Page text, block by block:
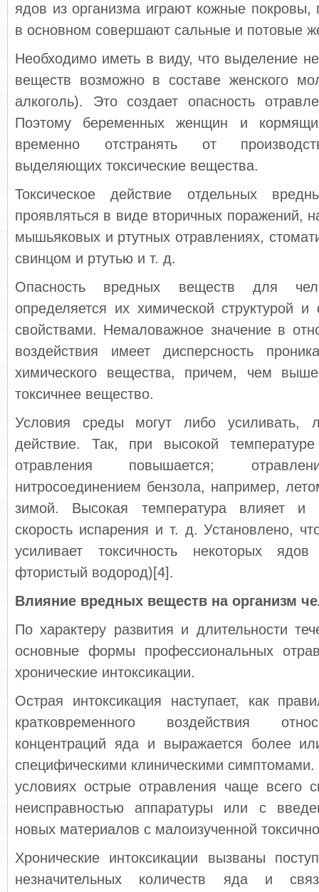
ядов из организма играют кожные покровы,
в основном совершают сальные и по­товые
Необходимо иметь в виду, что выделение
веществ возможно в составе женского
алкоголь). Это создает опасность
Поэтому беременных женщин и
временно отстранять от
выделяющих токсические вещества.
Токсическое действие отдельных
проявляться в виде вторичных поражений,
мышьяковых и ртутных отравлениях,
свинцом и ртутью и т. д.
Опасность вредных веществ для
определяется их химической структурой и
свойствами. Немаловажное значение в
воздействия имеет дисперсность
химического вещества, причем, чем
токсичнее вещество.
Условия среды могут либо усиливать,
действие. Так, при высокой температуре
отравления повышается;
нитросоединением бензола, например,
зимой. Высокая температура влияет и
скорость испарения и т. д. Установлено,
усиливает токсичность некоторых
фтористый водород)[4].
Влияние вредных веществ на организм
По характеру развития и длительности
основные формы профессиональных
хронические интоксикации.
Острая интоксикация наступает, как
кратковременного воздействия
концентраций яда и выражается более
специфическими клиническими
условиях острые отравления чаще всего
неисправностью аппаратуры или с
новых материалов с малоизученной
Хронические интоксикации вызваны
незначительных количеств яда и